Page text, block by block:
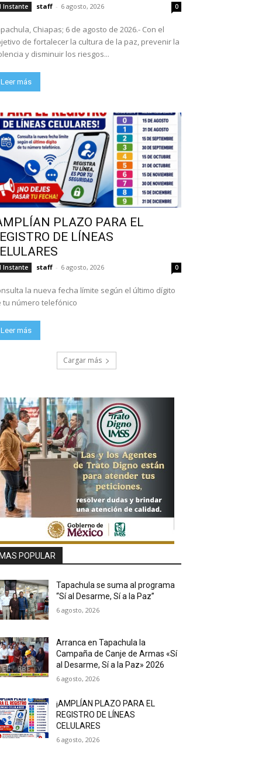
Instante staff - 6 agosto, 2026 0
Chiapas; 6 de agosto de 2026.- Con el
de fortalecer la cultura de la paz, prevenir la
y disminuir los riesgos...
Leer más
PLAZO PARA EL
DE LÍNEAS
Instante staff - 6 agosto, 2026 0
la nueva fecha límite según el último dígito
tu número telefónico
Leer más
Cargar más
MAS POPULAR
Tapachula se suma al programa
“Sí al Desarme, Sí a la Paz”
6 agosto, 2026
Arranca en Tapachula la
Campaña de Canje de Armas «Sí
al Desarme, Sí a la Paz» 2026
6 agosto, 2026
¡AMPLÍAN PLAZO PARA EL
REGISTRO DE LÍNEAS
CELULARES
6 agosto, 2026